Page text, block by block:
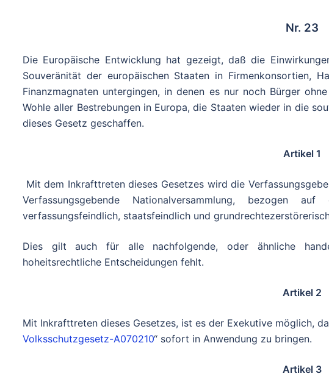
Nr. 23
Die Europäische Entwicklung hat gezeigt, daß die
Souveränität der europäischen Staaten in Firmenkonsortien,
Finanzmagnaten untergingen, in denen es nur noch Bürger
Wohle aller Bestrebungen in Europa, die Staaten wieder in die
dieses Gesetz geschaffen.
Artikel 1
Mit dem Inkrafttreten dieses Gesetzes wird die
Verfassungsgebende Nationalversammlung, bezogen
verfassungsfeindlich, staatsfeindlich und
Dies gilt auch für alle nachfolgende, oder ähnliche
hoheitsrechtliche Entscheidungen fehlt.
Artikel 2
Mit Inkrafttreten dieses Gesetzes, ist es der Exekutive möglich,
Volksschutzgesetz-A070210“ sofort in Anwendung zu bringen.
Artikel 3